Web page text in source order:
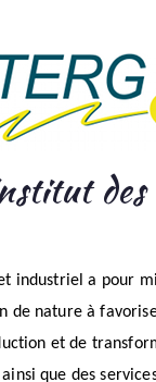
des
industriel a pour
de nature à
et de
que des